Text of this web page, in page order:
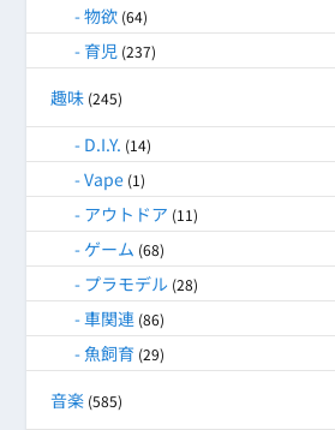
物欲 (64)
育児 (237)
趣味 (245)
D.I.Y. (14)
Vape (1)
アウトドア (11)
ゲーム (68)
プラモデル (28)
車関連 (86)
魚飼育 (29)
音楽 (585)